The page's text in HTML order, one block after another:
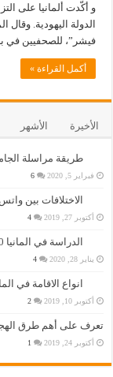
و أكّدت ألمانيا على
الدولة اليهودية. وقال
فيشر”، للصحفيين في
أكمل القراءة »
الأخيرة الأشهر
طريقة مراسلة
فبراير 5, 2020 6
الاختلافات بين
أكتوبر 27, 2019 4
الدراسة في المانيا 2020 واهم التفاصيل عنها
يناير 28, 2020 4
انواع الاقامة في
أكتوبر 10, 2019 2
تعرف على أهم طرق الهجرة
أكتوبر 24, 2019 1